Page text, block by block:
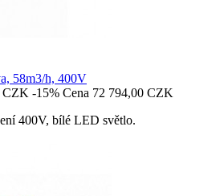
58m3/h, 400V
CZK -15% Cena 72 794,00 CZK
400V, bílé LED světlo.